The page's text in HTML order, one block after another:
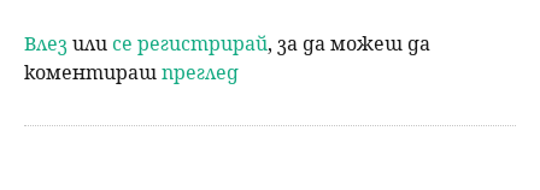
Влезили се регистрирай, за да можеш да
коментирашпреглед